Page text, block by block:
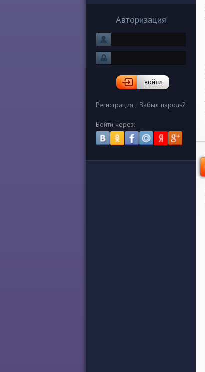
Авторизация
Регистрация / Забыл пароль?
Войти через: